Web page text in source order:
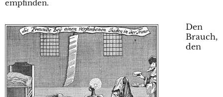
empfinden.
Den
Brauch,
den